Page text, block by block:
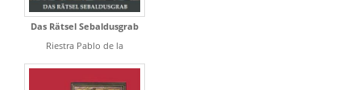
Das Rätsel Sebaldusgrab
Riestra Pablo de la